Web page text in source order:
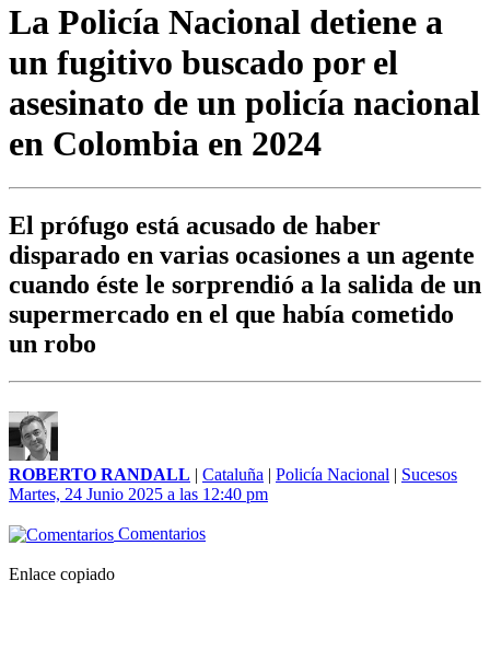
La Policía Nacional detiene a
un fugitivo buscado por el
asesinato de un policía nacional
en Colombia en 2024
El prófugo está acusado de haber
disparado en varias ocasiones a un agente
cuando éste le sorprendió a la salida de un
supermercado en el que había cometido
un robo
ROBERTO RANDALL | Cataluña | Policía Nacional | Sucesos
Martes, 24 Junio 2025 a las 12:40 pm
Comentarios
Enlace copiado